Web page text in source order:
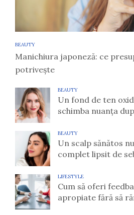
BEAUTY
Manichiura japoneză: ce
potrivește
BEAUTY
Un fond de ten
schimba nuanța
BEAUTY
Un scalp sănătos
complet lipsit de
LIFESTYLE
Cum să oferi
apropiate fără să